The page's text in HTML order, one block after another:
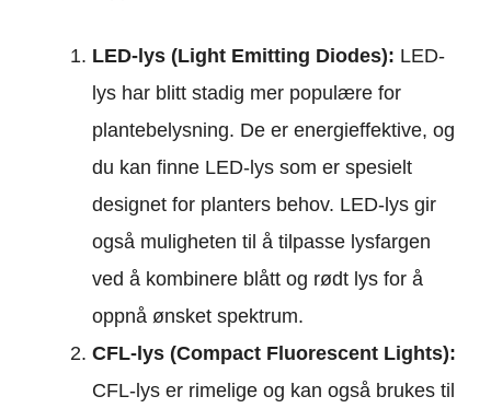
LED-lys (Light Emitting Diodes): LED-
lys har blitt stadig mer populære for
plantebelysning. De er energieffektive, og
du kan finne LED-lys som er spesielt
designet for planters behov. LED-lys gir
også muligheten til å tilpasse lysfargen
ved å kombinere blått og rødt lys for å
oppnå ønsket spektrum.
CFL-lys (Compact Fluorescent Lights):
CFL-lys er rimelige og kan også brukes til